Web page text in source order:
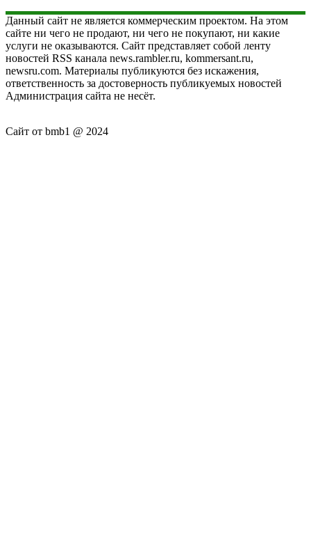
Данный сайт не является коммерческим проектом. На этом
сайте ни чего не продают, ни чего не покупают, ни какие
услуги не оказываются. Сайт представляет собой ленту
новостей RSS канала news.rambler.ru, kommersant.ru,
newsru.com. Материалы публикуются без искажения,
ответственность за достоверность публикуемых новостей
Администрация сайта не несёт.
Сайт от bmb1 @ 2024